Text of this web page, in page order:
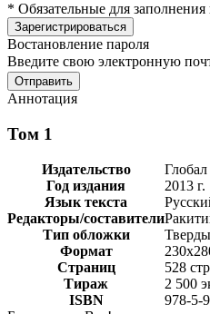
* Обязательные для заполнения
Востановление пароля
Введите свою электронную
Аннотация
Том 1
Издательство
Год издания
2013 г.
Язык текста
Редакторы/составители
Тип обложки
Формат
Страниц
528
Тираж
2 500
ISBN
978-5-